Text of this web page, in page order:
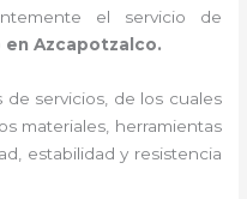
el servicio de
Azcapotzalco.
de servicios, de los cuales
materiales, herramientas
estabilidad y resistencia